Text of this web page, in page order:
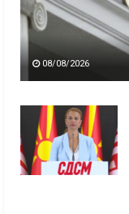
08/08/2026